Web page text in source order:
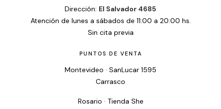
Dirección: El Salvador 4685
Atención de lunes a sábados de 11:00 a 20:00 hs.
Sin cita previa
PUNTOS DE VENTA
Montevideo · SanLucar 1595
Carrasco
Rosario · Tienda She